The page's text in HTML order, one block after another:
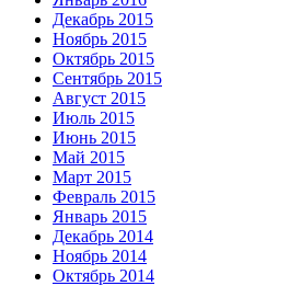
Декабрь 2015
Ноябрь 2015
Октябрь 2015
Сентябрь 2015
Август 2015
Июль 2015
Июнь 2015
Май 2015
Март 2015
Февраль 2015
Январь 2015
Декабрь 2014
Ноябрь 2014
Октябрь 2014